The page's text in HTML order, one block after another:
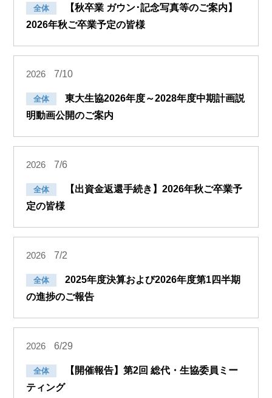
全体
【秋卒業 ガウン･記念写真等のご案内】
2026年秋ご卒業予定の皆様
2026 7/10
全体
東大生協2026年度～2028年度中期計画説
明動画公開のご案内
2026 7/6
全体
【出資金返還手続き】2026年秋ご卒業予
定の皆様
2026 7/2
全体
2025年度決算および2026年度第1四半期
の進捗のご報告
2026 6/29
全体
【開催報告】第2回 総代・生協委員ミー
ティング